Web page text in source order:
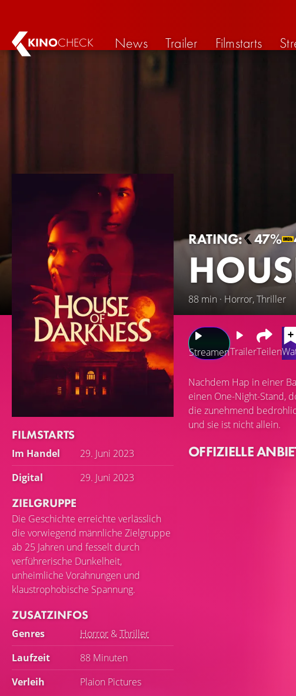
KINOCHECK News Trailer Filmstarts
RATING: 47%
88 min · Horror, Thriller
FILMSTARTS
Im Handel
29. Juni 2023
Digital
29. Juni 2023
ZIELGRUPPE
Die Geschichte erreichte verlässlich
die vorwiegend männliche Zielgruppe
ab 25 Jahren und fesselt durch
verführerische Dunkelheit,
unheimliche Vorahnungen und
klaustrophobische Spannung.
ZUSATZINFOS
Genres Horror &Thriller
Laufzeit
88 Minuten
Verleih
Plaion Pictures
StreamenTrailerTeilen
Nachdem Hap in einer
einen One-Night-Stand,
die zunehmend
und sie ist nicht allein.
OFFIZIELLE